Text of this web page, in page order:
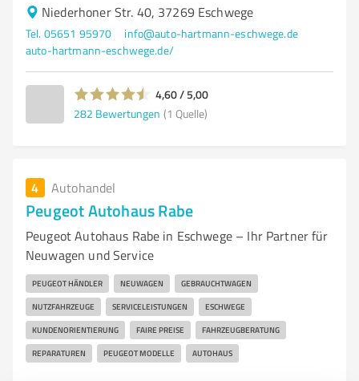
Niederhoner Str. 40, 37269 Eschwege
Tel. 05651 95970
info@auto-hartmann-eschwege.de
auto-hartmann-eschwege.de/
4,60 / 5,00
282 Bewertungen (1 Quelle)
4 Autohandel
Peugeot Autohaus Rabe
Peugeot Autohaus Rabe in Eschwege – Ihr Partner für
Neuwagen und Service
PEUGEOT HÄNDLER NEUWAGEN GEBRAUCHTWAGEN
NUTZFAHRZEUGE SERVICELEISTUNGEN ESCHWEGE
KUNDENORIENTIERUNG FAIRE PREISE FAHRZEUGBERATUNG
REPARATUREN PEUGEOT MODELLE AUTOHAUS